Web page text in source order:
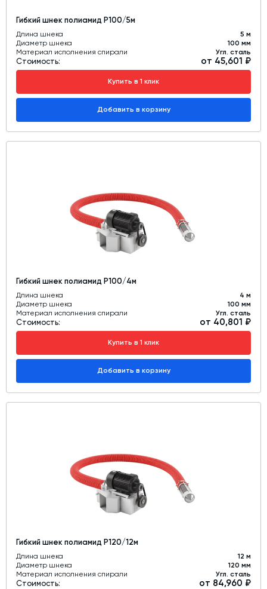
Гибкий шнек полиамид Р100/5м
Длина шнека
5 м
Диаметр шнека
100 мм
Материал исполнения спирали
Угл. сталь
Стоимость: от 45,601 ₽
Купить в 1 клик
Добавить в корзину
Гибкий шнек полиамид Р100/4м
Длина шнека
4 м
Диаметр шнека
100 мм
Материал исполнения спирали
Угл. сталь
Стоимость: от 40,801 ₽
Купить в 1 клик
Добавить в корзину
Гибкий шнек полиамид Р120/12м
Длина шнека
12 м
Диаметр шнека
120 мм
Материал исполнения спирали
Угл. сталь
Стоимость: от 84,960 ₽